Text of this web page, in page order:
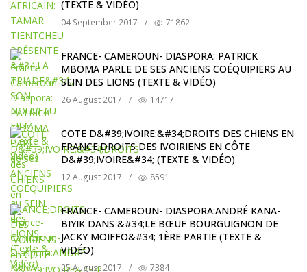
(TEXTE & VIDÉO)
04 September 2017 / 71862
FRANCE- CAMEROUN- DIASPORA: PATRICK
MBOMA PARLE DE SES ANCIENS COÉQUIPIERS AU
SEIN DES LIONS (TEXTE & VIDÉO)
26 August 2017 / 14717
COTE D&#39;IVOIRE:&#34;DROITS DES CHIENS EN
FRANCE;DROITS DES IVOIRIENS EN CÔTE
D&#39;IVOIRE&#34; (TEXTE & VIDÉO)
12 August 2017 / 8591
FRANCE- CAMEROUN- DIASPORA:ANDRÉ KANA-
BIYIK DANS &#34;LE BŒUF BOURGUIGNON DE
JACKY MOIFFO&#34; 1ÈRE PARTIE (TEXTE &
VIDÉO)
25 August 2017 / 7384